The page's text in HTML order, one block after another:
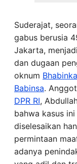
Suderajat,
gabus berusia
Jakarta,
dan dugaan
oknum
Babinsa.
DPR RI,
bahwa kasus
diselesaikan
permintaan
adanya